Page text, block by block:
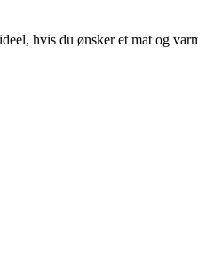
hvis du ønsker et mat og